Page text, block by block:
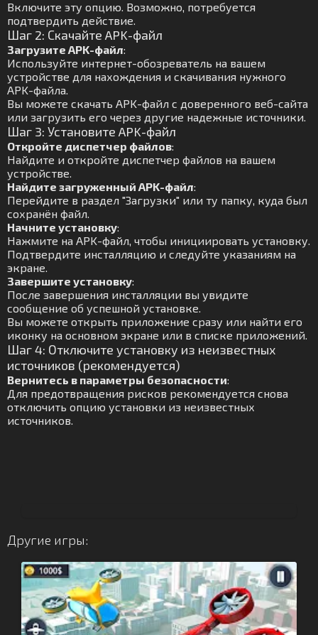
Включите эту опцию. Возможно, потребуется
подтвердить действие.
Шаг 2: Скачайте APK-файл
Загрузите APK-файл:
Используйте интернет-обозреватель на вашем
устройстве для нахождения и скачивания нужного
APK-файла.
Вы можете скачать APK-файл с доверенного веб-сайта
или загрузить его через другие надежные источники.
Шаг 3: Установите APK-файл
Откройте диспетчер файлов:
Найдите и откройте диспетчер файлов на вашем
устройстве.
Найдите загруженный APK-файл:
Перейдите в раздел "Загрузки" или ту папку, куда был
сохранён файл.
Начните установку:
Нажмите на APK-файл, чтобы инициировать установку.
Подтвердите инсталляцию и следуйте указаниям на
экране.
Завершите установку:
После завершения инсталляции вы увидите
сообщение об успешной установке.
Вы можете открыть приложение сразу или найти его
иконку на основном экране или в списке приложений.
Шаг 4: Отключите установку из неизвестных
источников (рекомендуется)
Вернитесь в параметры безопасности:
Для предотвращения рисков рекомендуется снова
отключить опцию установки из неизвестных
источников.
Другие игры: